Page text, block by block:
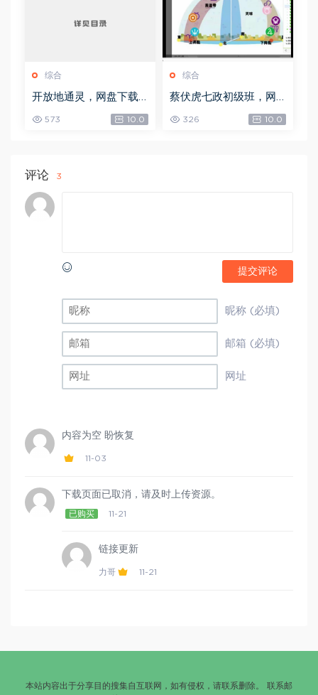
综合
开放地通灵，网盘下载
573 10.0
综合
蔡伏虎七政初级班，网
326 10.0
评论 3
提交评论
昵称 (必填)
邮箱 (必填)
网址
内容为空 盼恢复
11-03
下载页面已取消，请及时上传资源。
已购买 11-21
链接更新
力哥 11-21
本站内容出于分享目的搜集自互联网，如有侵权，请联系删除。 联系邮